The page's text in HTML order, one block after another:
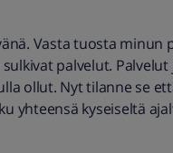
Vasta tuosta minun
palvelut. Palvelut
ollut. Nyt tilanne se
yhteensä kyseiseltä